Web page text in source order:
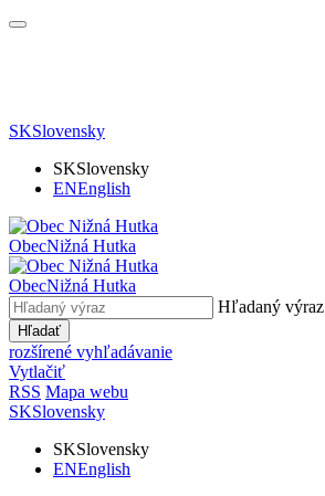
SKSlovensky
SKSlovensky
ENEnglish
ObecNižná Hutka
ObecNižná Hutka
Hľadaný výraz
Hľadať
rozšírené vyhľadávanie
Vytlačiť
RSS Mapa webu
SKSlovensky
SKSlovensky
ENEnglish